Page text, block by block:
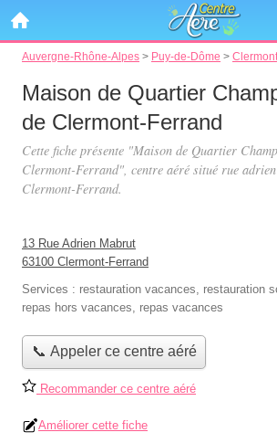
Auvergne-Rhône-Alpes > Puy-de-Dôme >
Maison de Quartier
de Clermont-Ferrand
Cette fiche présente "Maison de Quartier
Clermont-Ferrand", centre aéré situé rue
Clermont-Ferrand.
13 Rue Adrien Mabrut
63100 Clermont-Ferrand
Services : restauration vacances, restauration
repas hors vacances, repas vacances
📞 Appeler ce centre aéré
Recommander ce centre aéré
Améliorer cette fiche